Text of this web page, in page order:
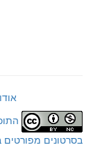
בסרטונים מפורטים